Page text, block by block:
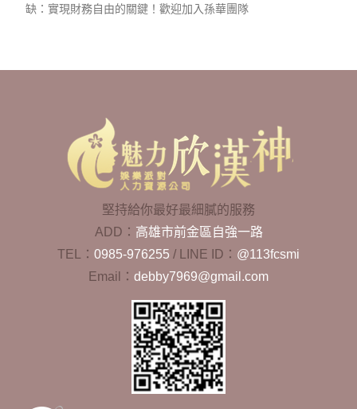
缺：實現財務自由的關鍵！歡迎加入孫華團隊
堅持給你最好最細膩的服務
ADD： 高雄市前金區自強一路
TEL： 0985-976255 / LINE ID： @113fcsmi
Email： debby7969@gmail.com